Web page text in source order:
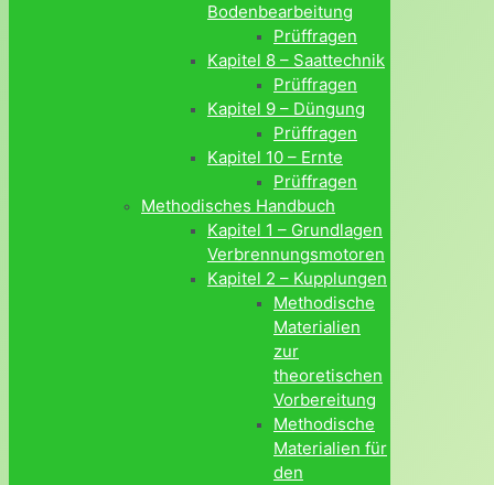
Bodenbearbeitung
Prüffragen
Kapitel 8 – Saattechnik
Prüffragen
Kapitel 9 – Düngung
Prüffragen
Kapitel 10 – Ernte
Prüffragen
Methodisches Handbuch
Kapitel 1 – Grundlagen
Verbrennungsmotoren
Kapitel 2 – Kupplungen
Methodische
Materialien
zur
theoretischen
Vorbereitung
Methodische
Materialien für
den